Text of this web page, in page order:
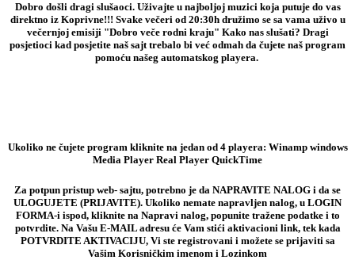
Dobro došli dragi slušaoci. Uživajte u najboljoj muzici koja putuje do vas
direktno iz Koprivne!!! Svake večeri od 20:30h družimo se sa vama uživo u
večernjoj emisiji "Dobro veče rodni kraju" Kako nas slušati? Dragi
posjetioci kad posjetite naš sajt trebalo bi već odmah da čujete naš program
pomoću našeg automatskog playera.
Ukoliko ne čujete program kliknite na jedan od 4 playera: Winamp windows
Media Player Real Player QuickTime
Za potpun pristup web- sajtu, potrebno je da NAPRAVITE NALOG i da se
ULOGUJETE (PRIJAVITE). Ukoliko nemate napravljen nalog, u LOGIN
FORMA-i ispod, kliknite na Napravi nalog, popunite tražene podatke i to
potvrdite. Na Vašu E-MAIL adresu će Vam stići aktivacioni link, tek kada
POTVRDITE AKTIVACIJU, Vi ste registrovani i možete se prijaviti sa
Vašim Korisničkim imenom i Lozinkom